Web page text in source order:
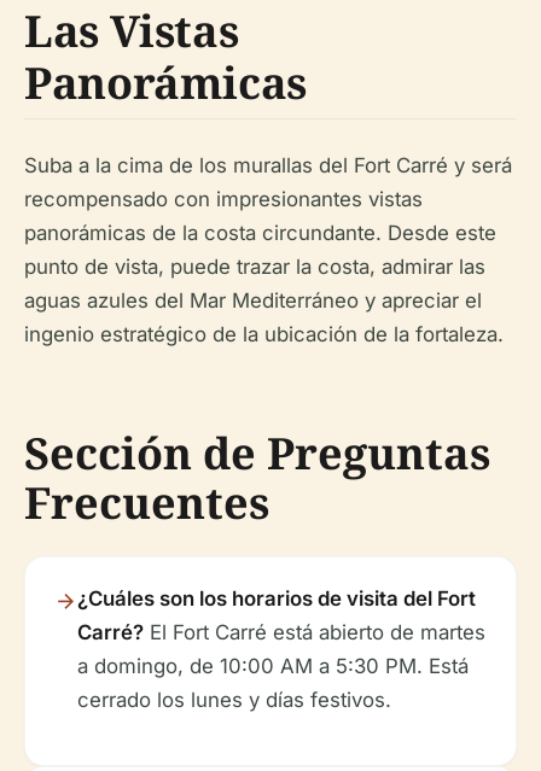
Las Vistas
Panorámicas
Suba a la cima de los murallas del Fort Carré y será
recompensado con impresionantes vistas
panorámicas de la costa circundante. Desde este
punto de vista, puede trazar la costa, admirar las
aguas azules del Mar Mediterráneo y apreciar el
ingenio estratégico de la ubicación de la fortaleza.
Sección de Preguntas
Frecuentes
¿Cuáles son los horarios de visita del Fort
Carré? El Fort Carré está abierto de martes
a domingo, de 10:00 AM a 5:30 PM. Está
cerrado los lunes y días festivos.